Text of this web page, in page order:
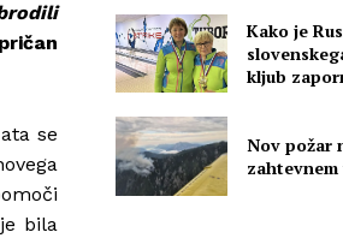
se
bila
Kako je
kljub
Nov požar